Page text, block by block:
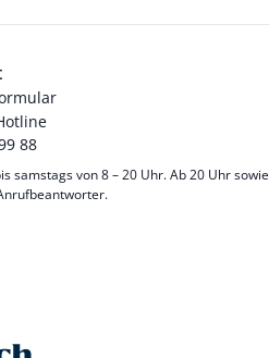
88
samstags von 8 – 20 Uhr. Ab 20 Uhr sowie